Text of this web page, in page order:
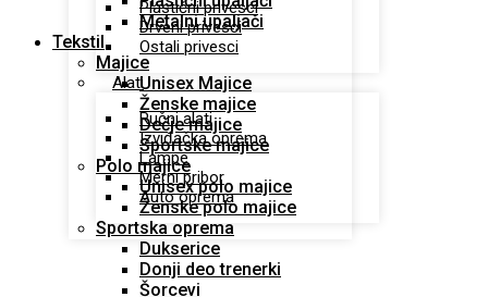
Plastični privesci
Drveni privesci
Ostali privesci
Alati
Ručni alati
Izviđačka oprema
Lampe
Merni pribor
Auto oprema
Metalni upaljači
Tekstil
Majice
Unisex Majice
Ženske majice
Dečje majice
Sportske majice
Polo majice
Unisex polo majice
Ženske polo majice
Sportska oprema
Dukserice
Donji deo trenerki
Šorcevi